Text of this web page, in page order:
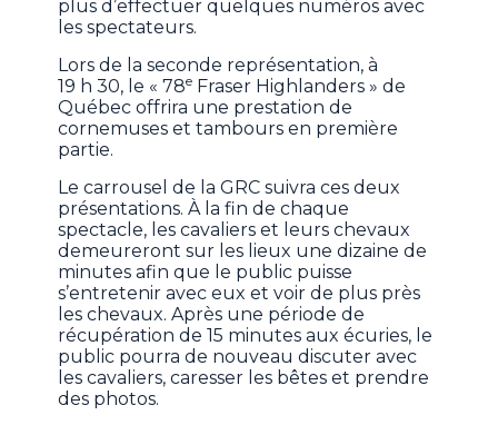
plus d’effectuer quelques numéros avec
les spectateurs.
Lors de la seconde représentation, à
19 h 30, le « 78e Fraser Highlanders » de
Québec offrira une prestation de
cornemuses et tambours en première
partie.
Le carrousel de la GRC suivra ces deux
présentations. À la fin de chaque
spectacle, les cavaliers et leurs chevaux
demeureront sur les lieux une dizaine de
minutes afin que le public puisse
s’entretenir avec eux et voir de plus près
les chevaux. Après une période de
récupération de 15 minutes aux écuries, le
public pourra de nouveau discuter avec
les cavaliers, caresser les bêtes et prendre
des photos.